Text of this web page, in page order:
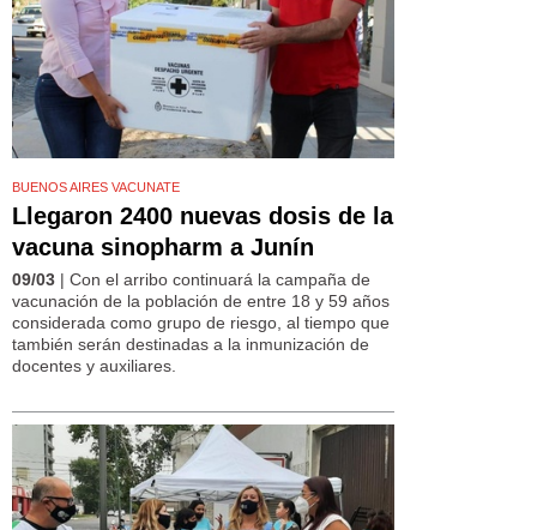
BUENOS AIRES VACUNATE
Llegaron 2400 nuevas dosis de la
vacuna sinopharm a Junín
09/03 | Con el arribo continuará la campaña de
vacunación de la población de entre 18 y 59 años
considerada como grupo de riesgo, al tiempo que
también serán destinadas a la inmunización de
docentes y auxiliares.